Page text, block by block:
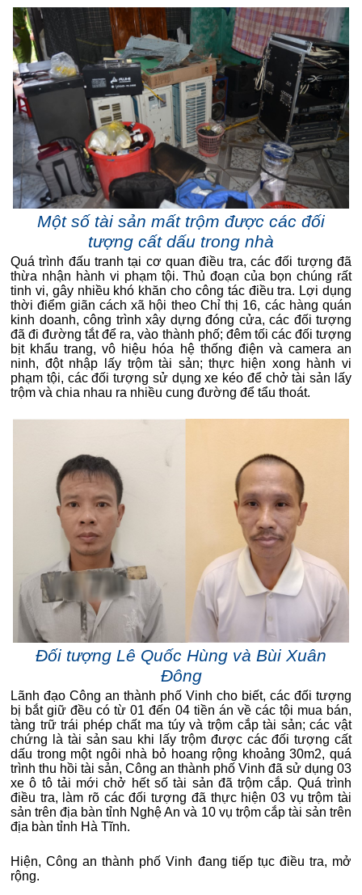
Một số tài sản mất trộm được các đối
tượng cất dấu trong nhà
Quá trình đấu tranh tại cơ quan điều tra, các đối tượng đã
thừa nhận hành vi phạm tội. Thủ đoạn của bọn chúng rất
tinh vi, gây nhiều khó khăn cho công tác điều tra. Lợi dụng
thời điểm giãn cách xã hội theo Chỉ thị 16, các hàng quán
kinh doanh, công trình xây dựng đóng cửa, các đối tượng
đã đi đường tắt để ra, vào thành phố; đêm tối các đối tượng
bịt khẩu trang, vô hiệu hóa hệ thống điện và camera an
ninh, đột nhập lấy trộm tài sản; thực hiện xong hành vi
phạm tội, các đối tượng sử dụng xe kéo để chở tài sản lấy
trộm và chia nhau ra nhiều cung đường để tẩu thoát.
Đối tượng Lê Quốc Hùng và Bùi Xuân
Đông
Lãnh đạo Công an thành phố Vinh cho biết, các đối tượng
bị bắt giữ đều có từ 01 đến 04 tiền án về các tội mua bán,
tàng trữ trái phép chất ma túy và trộm cắp tài sản; các vật
chứng là tài sản sau khi lấy trộm được các đối tượng cất
dấu trong một ngôi nhà bỏ hoang rộng khoảng 30m2, quá
trình thu hồi tài sản, Công an thành phố Vinh đã sử dụng 03
xe ô tô tải mới chở hết số tài sản đã trộm cắp. Quá trình
điều tra, làm rõ các đối tượng đã thực hiện 03 vụ trộm tài
sản trên địa bàn tỉnh Nghệ An và 10 vụ trộm cắp tài sản trên
địa bàn tỉnh Hà Tĩnh.
Hiện, Công an thành phố Vinh đang tiếp tục điều tra, mở
rộng.